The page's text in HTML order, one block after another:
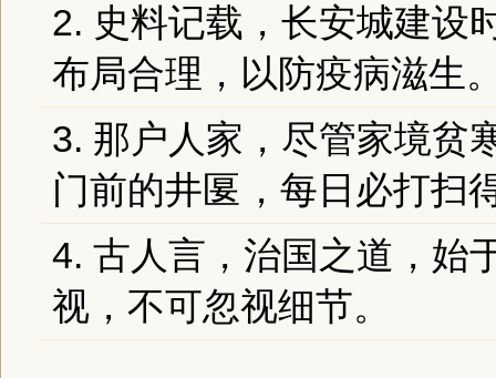
2. 史料记载，长安城建设
布局合理，以防疫病滋生
3. 那户人家，尽管家境贫
门前的井匽 ，每日必打扫
4. 古人言，治国之道，始
视，不可忽视细节。